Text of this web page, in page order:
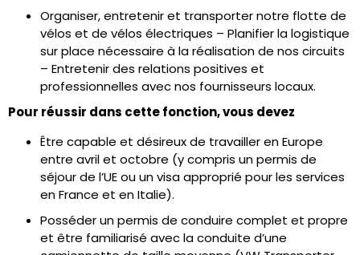
Organiser, entretenir et transporter notre flotte de
vélos et de vélos électriques – Planifier la logistique
sur place nécessaire à la réalisation de nos circuits
– Entretenir des relations positives et
professionnelles avec nos fournisseurs locaux.
Pour réussir dans cette fonction, vous devez
Être capable et désireux de travailler en Europe
entre avril et octobre (y compris un permis de
séjour de l’UE ou un visa approprié pour les services
en France et en Italie).
Posséder un permis de conduire complet et propre
et être familiarisé avec la conduite d’une